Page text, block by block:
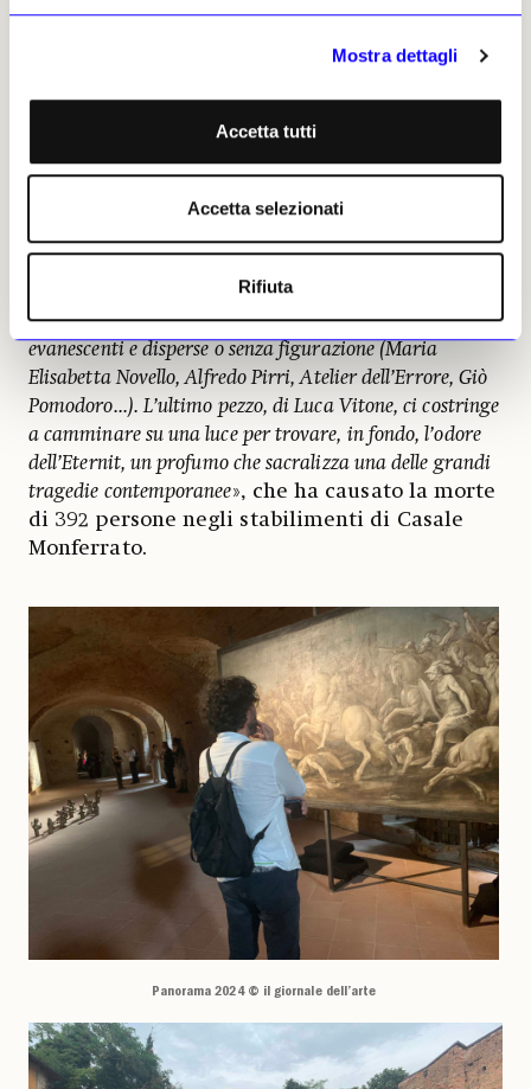
Mostra dettagli
Accetta tutti
Accetta selezionati
Rifiuta
Mirabello Cavalori, Susan Pilar...), l’identità è sempre
attraverso cui diamo un’immagine di noi nella storia e
barocca, a seconda di come la si guarda, monumentale e
decadente allo stesso tempo, ci sono fiori seicenteschi,
fiori che stanno appassendo, cieli che cadono, un canto
in una chiesa in disfacimento (Francesco Vezzoli, Latifa
Echakhch, Theaster Gates...). Nell’ultima sede, invece, le
opere quasi non si vedono, si devono cercare, perché sono
evanescenti e disperse o senza figurazione (Maria
Elisabetta Novello, Alfredo Pirri, Atelier dell’Errore, Giò
Pomodoro...). L’ultimo pezzo, di Luca Vitone, ci costringe
a camminare su una luce per trovare, in fondo, l’odore
dell’Eternit, un profumo che sacralizza una delle grandi
tragedie contemporanee», che ha causato la morte
di 392 persone negli stabilimenti di Casale
Monferrato.
Panorama 2024 © il giornale dell’arte